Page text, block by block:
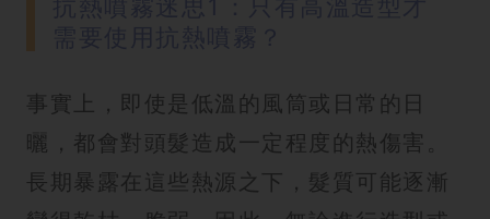
事實上，即使是低溫的風筒或日常的日
曬，都會對頭髮造成一定程度的熱傷害。
長期暴露在這些熱源之下，髮質可能逐漸